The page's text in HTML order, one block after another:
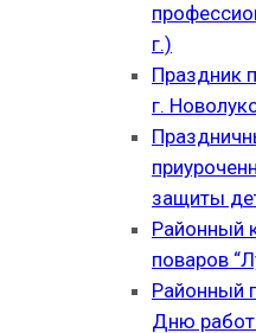
г.)
Праздник
г.
защиты
Районный
поваров
Районный
Дню